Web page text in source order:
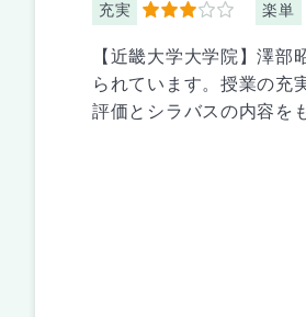
充実 3 楽単
【近畿大学大学院】澤部
られています。授業の充
評価とシラバスの内容を